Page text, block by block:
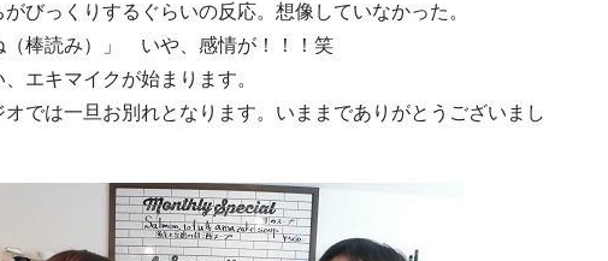
がびっくりするぐらいの反応。想像していなかった。
（棒読み）」 いや、感情が！！！笑
エキマイクが始まります。
オでは一旦お別れとなります。いままでありがとうございまし